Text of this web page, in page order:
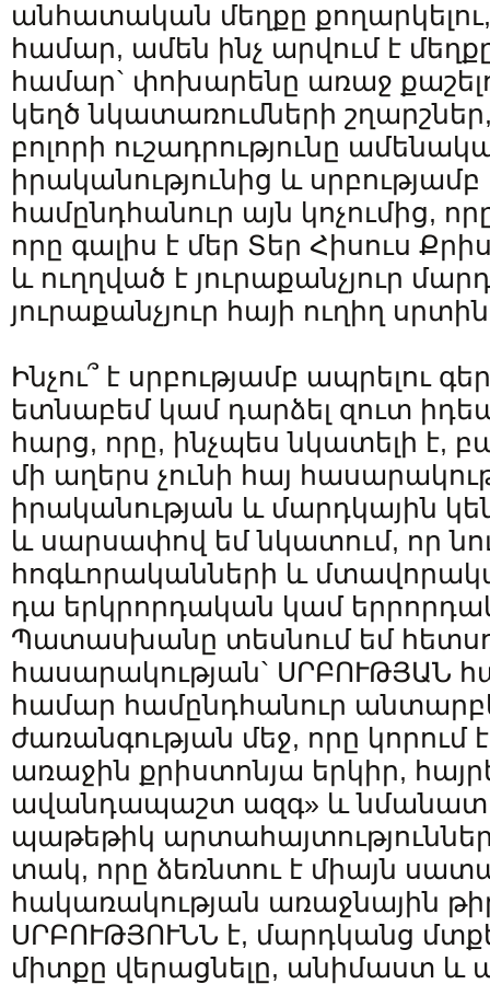
անհատական մեղքը
համար, ամեն ինչ արվում է
համար` փոխարենը առաջ
կեղծ նկատառումների շղարշներ,
բոլորի ուշադրությունը
իրականությունից և
համընդհանուր այն կոչումից,
որը գալիս է մեր Տեր Հիսուս
և ուղղված է յուրաքանչյուր
յուրաքանչյուր հայի ուղիղ
Ինչու՞ է սրբությամբ ապրելու
ետնաբեմ կամ դարձել զուտ
հարց, որը, ինչպես նկատելի է,
մի աղերս չունի հայ
իրականության և մարդկային
և սարսափով եմ նկատում, որ
հոգևորականների և
դա երկրորդական կամ
Պատասխանը տեսնում եմ
հասարակության` ՍՐԲՈՒԹՅԱՆ
համար համընդհանուր
ժառանգության մեջ, որը
առաջին քրիստոնյա երկիր,
ավանդապաշտ ազգ» և
պաթեթիկ
տակ, որը ձեռնտու է միայն
հակառակության առաջնային
ՍՐԲՈՒԹՅՈՒՆՆ է, մարդկանց
միտքը վերացնելը, անիմաստ և